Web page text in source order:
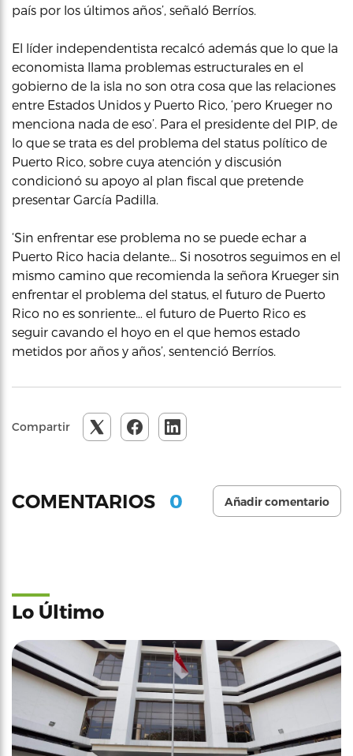
país por los últimos años’, señaló Berríos.
El líder independentista recalcó además que lo que la
economista llama problemas estructurales en el
gobierno de la isla no son otra cosa que las relaciones
entre Estados Unidos y Puerto Rico, ‘pero Krueger no
menciona nada de eso’. Para el presidente del PIP, de
lo que se trata es del problema del status político de
Puerto Rico, sobre cuya atención y discusión
condicionó su apoyo al plan fiscal que pretende
presentar García Padilla.
‘Sin enfrentar ese problema no se puede echar a
Puerto Rico hacia delante… Si nosotros seguimos en el
mismo camino que recomienda la señora Krueger sin
enfrentar el problema del status, el futuro de Puerto
Rico no es sonriente… el futuro de Puerto Rico es
seguir cavando el hoyo en el que hemos estado
metidos por años y años’, sentenció Berríos.
Compartir
COMENTARIOS 0 Añadir comentario
Lo Último